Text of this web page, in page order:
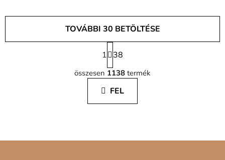
L
i
s
t
a
á
TOVÁBBI 30 BETÖLTÉSE
L
a
p
o
á
s
1 38
összesen 1138 termék
FEL